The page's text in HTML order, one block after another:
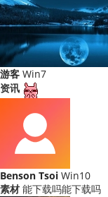
游客 Win7
资讯
Benson Tsoi Win10
素材 能下载吗能下载吗